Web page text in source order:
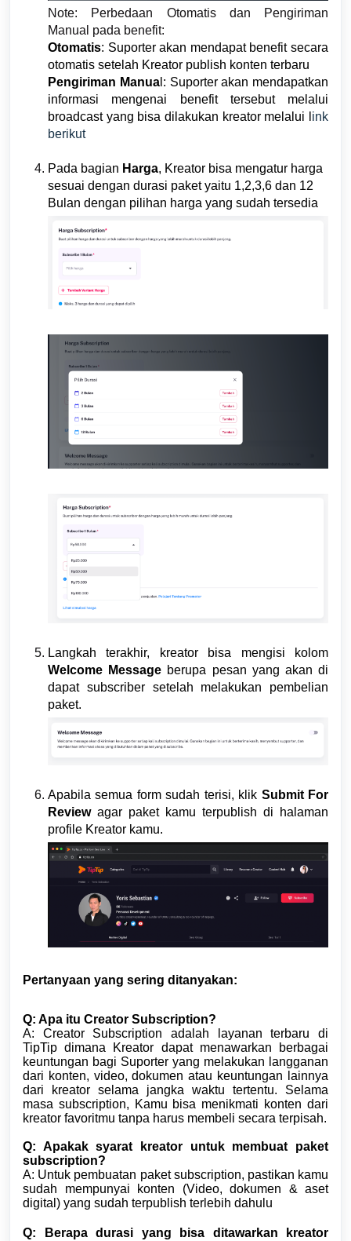
Note: Perbedaan Otomatis dan Pengiriman
Manual pada benefit:
Otomatis: Suporter akan mendapat benefit secara
otomatis setelah Kreator publish konten terbaru
Pengiriman Manual: Suporter akan mendapatkan
informasi mengenai benefit tersebut melalui
broadcast yang bisa dilakukan kreator melalui l ink
berikut
Pada bagian Harga, Kreator bisa mengatur harga
sesuai dengan durasi paket yaitu 1,2,3,6 dan 12
Bulan dengan pilihan harga yang sudah tersedia
Langkah terakhir, kreator bisa mengisi kolom
Welcome Message berupa pesan yang akan di
dapat subscriber setelah melakukan pembelian
paket.
Apabila semua form sudah terisi, klik Submit For
Review agar paket kamu terpublish di halaman
profile Kreator kamu.
Pertanyaan yang sering ditanyakan:
Q: Apa itu Creator Subscription?
A: Creator Subscription adalah layanan terbaru di
TipTip dimana Kreator dapat menawarkan berbagai
keuntungan bagi Suporter yang melakukan langganan
dari konten, video, dokumen atau keuntungan lainnya
dari kreator selama jangka waktu tertentu. Selama
masa subscription, Kamu bisa menikmati konten dari
kreator favoritmu tanpa harus membeli secara terpisah.
Q: Apakak syarat kreator untuk membuat paket
subscription?
A: Untuk pembuatan paket subscription, pastikan kamu
sudah mempunyai konten (Video, dokumen & aset
digital) yang sudah terpublish terlebih dahulu
Q: Berapa durasi yang bisa ditawarkan kreator